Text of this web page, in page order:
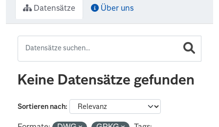
Datensätze Über uns
Keine Datensätze gefunden
Sortieren nach